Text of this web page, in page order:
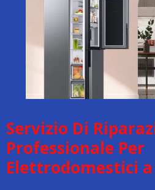
Servizio Di
Professionale Per
Elettrodomestici